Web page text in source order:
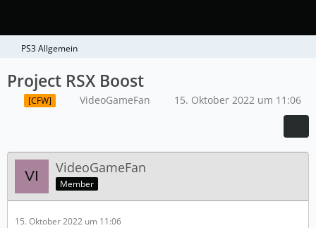
PS3 Allgemein
Project RSX Boost
[CFW] VideoGameFan 15. Oktober 2022 um 11:06
VideoGameFan
Member
15. Oktober 2022 um 11:06